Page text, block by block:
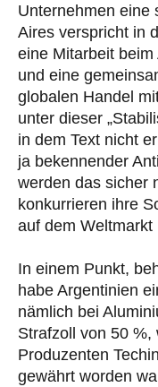
Unternehmen eine
Aires verspricht in
eine Mitarbeit
und eine
globalen Handel
unter dieser
in dem Text nicht
ja bekennender
werden das sicher
konkurrieren ihre
auf dem Weltmarkt
In einem Punkt,
habe Argentinien
nämlich bei
Strafzoll von 50 %,
Produzenten
gewährt worden